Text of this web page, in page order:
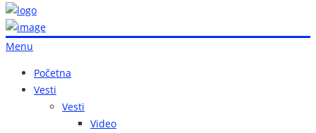
Menu
Početna
Vesti
Vesti
Video